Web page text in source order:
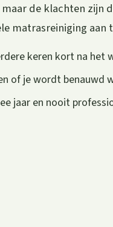
de klachten zijn
matrasreiniging aan
keren kort na het
of je wordt benauwd
jaar en nooit